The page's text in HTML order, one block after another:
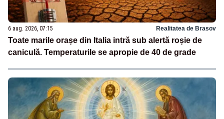
6 aug. 2026, 07:15 Realitatea de Brasov
Toate marile orașe din Italia intră sub alertă roșie de
caniculă. Temperaturile se apropie de 40 de grade